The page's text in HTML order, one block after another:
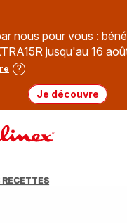
nous pour vous :
jusqu'au 16
Je découvre